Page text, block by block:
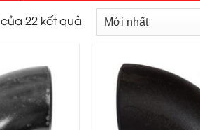
22 kết quả